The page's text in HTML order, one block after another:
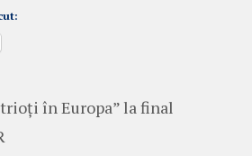
în Europa” la final